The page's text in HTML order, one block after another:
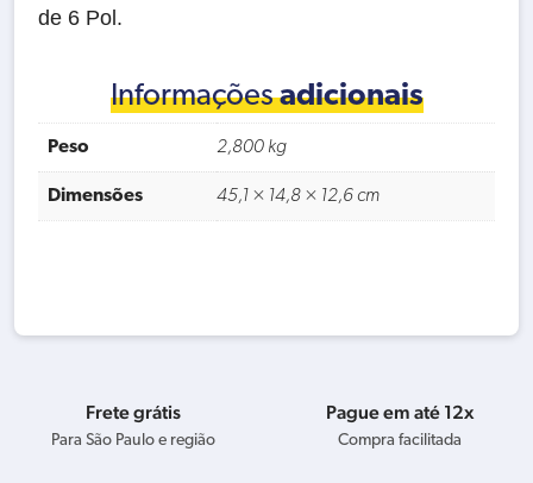
de 6 Pol.
Informaçõesadicionais
Peso 2,800 kg
Dimensões 45,1 × 14,8 × 12,6 cm
Frete grátis
Para São Paulo e região
Pague em até 12x
Compra facilitada